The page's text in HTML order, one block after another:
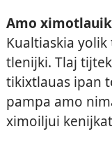
Amo
Kualtiaskia
tlenijki. Tlaj
tikixtlauas ipan
pampa amo
ximoiljui